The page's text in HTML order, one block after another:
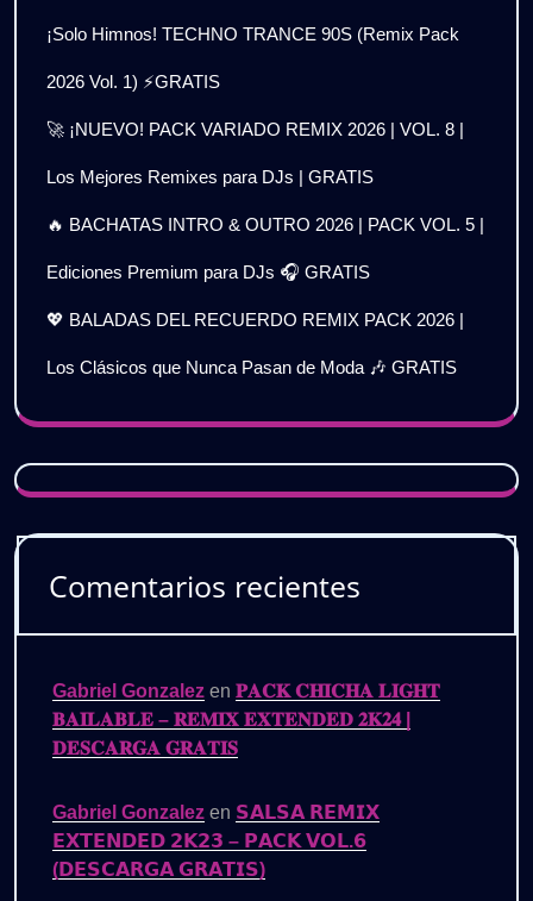
¡Solo Himnos! TECHNO TRANCE 90S (Remix Pack
2026 Vol. 1) ⚡GRATIS
🚀 ¡NUEVO! PACK VARIADO REMIX 2026 | VOL. 8 |
Los Mejores Remixes para DJs | GRATIS
🔥 BACHATAS INTRO & OUTRO 2026 | PACK VOL. 5 |
Ediciones Premium para DJs 🎧 GRATIS
💖 BALADAS DEL RECUERDO REMIX PACK 2026 |
Los Clásicos que Nunca Pasan de Moda 🎶 GRATIS
Comentarios recientes
Gabriel Gonzalez en 𝐏𝐀𝐂𝐊 𝐂𝐇𝐈𝐂𝐇𝐀 𝐋𝐈𝐆𝐇𝐓
𝐁𝐀𝐈𝐋𝐀𝐁𝐋𝐄 – 𝐑𝐄𝐌𝐈𝐗 𝐄𝐗𝐓𝐄𝐍𝐃𝐄𝐃 𝟐𝐊𝟐𝟒 |
𝐃𝐄𝐒𝐂𝐀𝐑𝐆𝐀 𝐆𝐑𝐀𝐓𝐈𝐒
Gabriel Gonzalez en 𝗦𝗔𝗟𝗦𝗔 𝗥𝗘𝗠𝗜𝗫
𝗘𝗫𝗧𝗘𝗡𝗗𝗘𝗗 𝟮𝗞𝟮𝟯 – 𝗣𝗔𝗖𝗞 𝗩𝗢𝗟.𝟲
(𝗗𝗘𝗦𝗖𝗔𝗥𝗚𝗔 𝗚𝗥𝗔𝗧𝗜𝗦)